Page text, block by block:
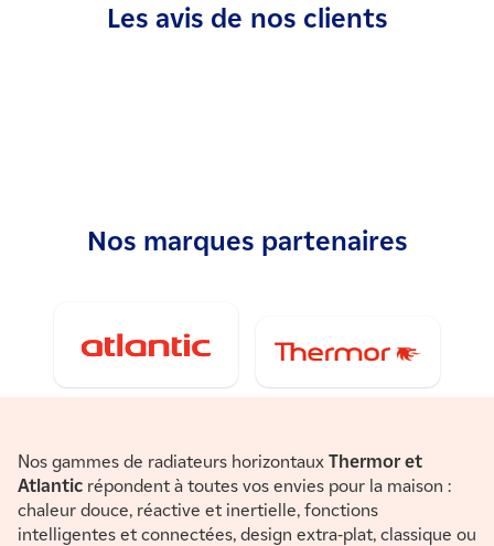
Les avis de nos clients
Nos marques partenaires
Nos gammes de radiateurs horizontaux Thermor et
Atlantic répondent à toutes vos envies pour la maison :
chaleur douce, réactive et inertielle, fonctions
intelligentes et connectées, design extra-plat, classique ou